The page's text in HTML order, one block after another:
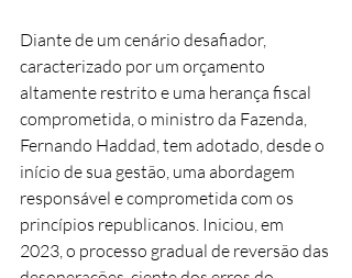
Diante de um cenário desafiador,
caracterizado por um orçamento
altamente restrito e uma herança fiscal
comprometida, o ministro da Fazenda,
Fernando Haddad, tem adotado, desde o
início de sua gestão, uma abordagem
responsável e comprometida com os
princípios republicanos. Iniciou, em
2023, o processo gradual de reversão das